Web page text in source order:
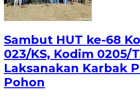
Sambut HUT ke-68
023/KS, Kodim 0205/
Laksanakan Karbak
Pohon